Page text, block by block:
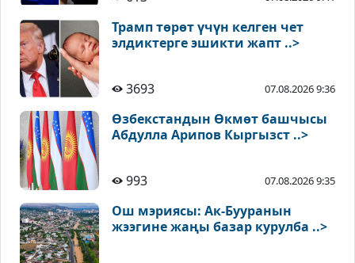
Трамп төрөт үчүн келген чет
элдиктерге эшикти жапт ..>
3693 07.08.2026 9:36
Өзбекстандын Өкмөт башчысы
Абдулла Арипов Кыргызст ..>
993 07.08.2026 9:35
Ош мэриясы: Ак-Бууранын
жээгине жаңы базар курулба ..>